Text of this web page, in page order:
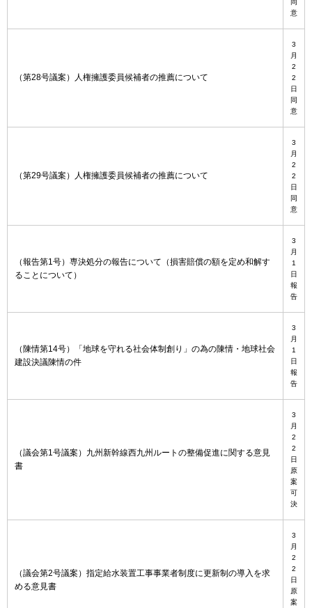
同
意
（第28号議案）人権擁護委員候補者の推薦について
3
月
2
2
日
同
意
（第29号議案）人権擁護委員候補者の推薦について
3
月
2
2
日
同
意
（報告第1号）専決処分の報告について（損害賠償の額を定め和解す
ることについて）
3
月
1
日
報
告
（陳情第14号）「地球を守れる社会体制創り」の為の陳情・地球社会
建設決議陳情の件
3
月
1
日
報
告
（議会第1号議案）九州新幹線西九州ルートの整備促進に関する意見
書
3
月
2
2
日
原
案
可
決
（議会第2号議案）指定給水装置工事事業者制度に更新制の導入を求
める意見書
3
月
2
2
日
原
案